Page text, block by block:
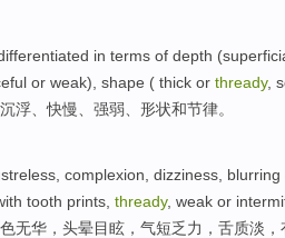
in terms of depth
or weak), shape ( thick or thready,
沉浮、快慢、 强弱 形状和节律。
complexion dizziness ,
tooth prints, thready, weak or
无华， 头晕目眩 ， 气短乏力 ， 舌质淡 ，